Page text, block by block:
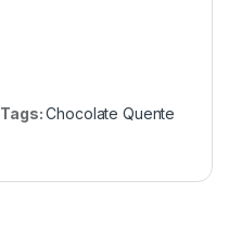
Tags:Chocolate Quente